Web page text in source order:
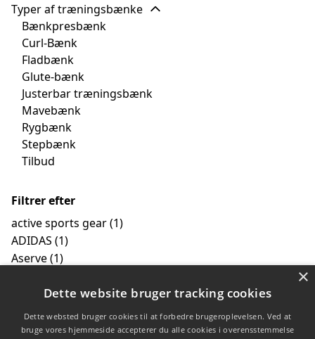
Typer af træningsbænke
Bænkpresbænk
Curl-Bænk
Fladbænk
Glute-bænk
Justerbar træningsbænk
Mavebænk
Rygbænk
Stepbænk
Tilbud
Filtrer efter
active sports gear(1)
ADIDAS (1)
Aserve(1)
Lifemaxx(2)
LMX.
Odin(1)
×
Dette website bruger tracking cookies
Dette websted bruger cookies til at forbedre brugeroplevelsen. Ved at
bruge vores hjemmeside accepterer du alle cookies i overensstemmelse